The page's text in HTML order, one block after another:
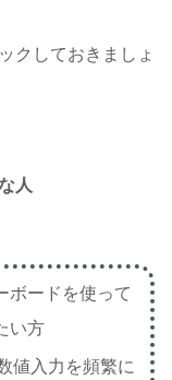
クしておきましょ
人
ボードを使って
い方
値入力を頻繁に